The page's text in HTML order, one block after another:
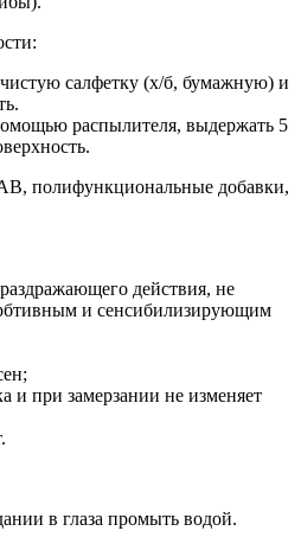
салфетку (х/б, бумажную) и
распылителя, выдержать 5
полифункциональные добавки,
действия, не
и сенсибилизирующим
и при замерзании не изменяет
в глаза промыть водой.